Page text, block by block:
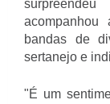
bandas de
sertanejo e
"É um